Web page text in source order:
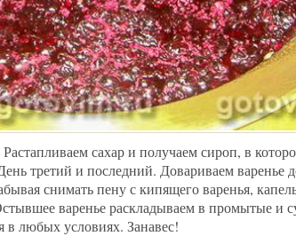
сахар и получаем сироп, в
третий и последний. Довариваем варенье
снимать пену с кипящего варенья,
варенье раскладываем в промытые и
в любых условиях. Занавес!